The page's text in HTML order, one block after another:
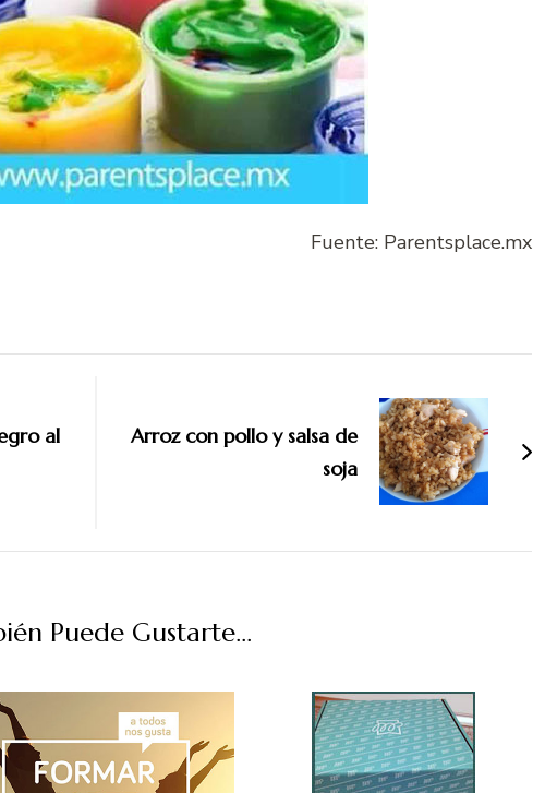
Fuente: Parentsplace.mx
al
Arroz con pollo y salsa de
soja
Puede Gustarte...